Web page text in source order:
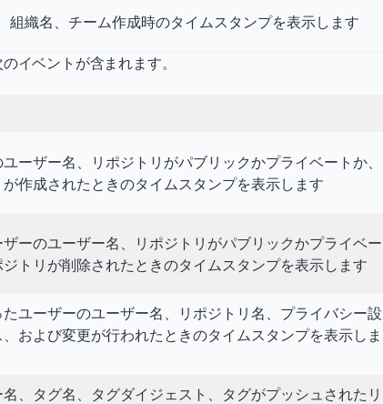
組織名、チーム作成時のタイムスタンプを表示します
イベントが含まれます。
ーザー名、リポジトリがパブリックかプライベートか、
作成されたときのタイムスタンプを表示します
ーのユーザー名、リポジトリがパブリックかプライベー
トリが削除されたときのタイムスタンプを表示します
ユーザーのユーザー名、リポジトリ名、プライバシー設
および変更が行われたときのタイムスタンプを表示しま
、タグ名、タグダイジェスト、タグがプッシュされたリ